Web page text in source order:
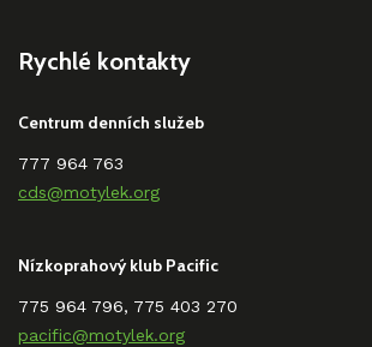
Rychlé kontakty
Centrum denních služeb
777 964 763
cds@motylek.org
Nízkoprahový klub Pacific
775 964 796, 775 403 270
pacific@motylek.org